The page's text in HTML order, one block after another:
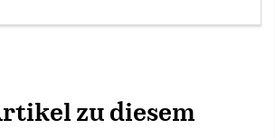
zu diesem